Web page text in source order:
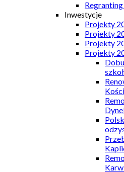
Inwestycje
Projekty
Projekty
Projekty
Projekty